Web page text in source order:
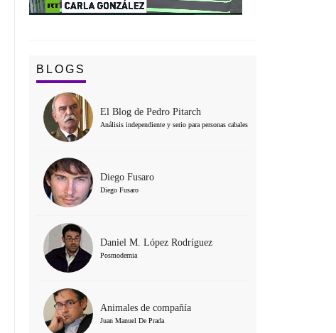
BLOGS
El Blog de Pedro Pitarch
Análisis independiente y serio para personas cabales
Diego Fusaro
Diego Fusaro
Daniel M. López Rodríguez
Posmodernia
Animales de compañía
Juan Manuel De Prada